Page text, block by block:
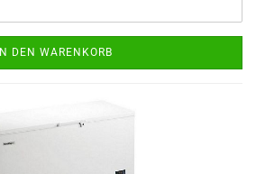
IN DEN WARENKORB